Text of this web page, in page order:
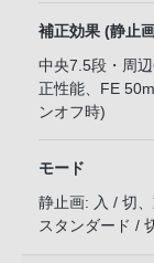
補正効果 (静止
中央7.5段・周
正性能、FE
ンオフ時)
モード
静止画: 入 / 切
スタンダード /